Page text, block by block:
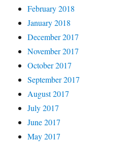
February 2018
January 2018
December 2017
November 2017
October 2017
September 2017
August 2017
July 2017
June 2017
May 2017